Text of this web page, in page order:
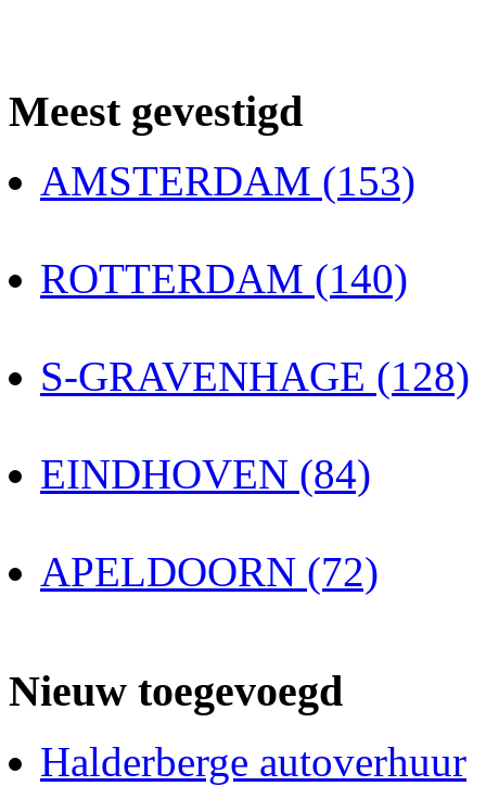
Meest gevestigd
AMSTERDAM (153)
ROTTERDAM (140)
S-GRAVENHAGE (128)
EINDHOVEN (84)
APELDOORN (72)
Nieuw toegevoegd
Halderberge autoverhuur